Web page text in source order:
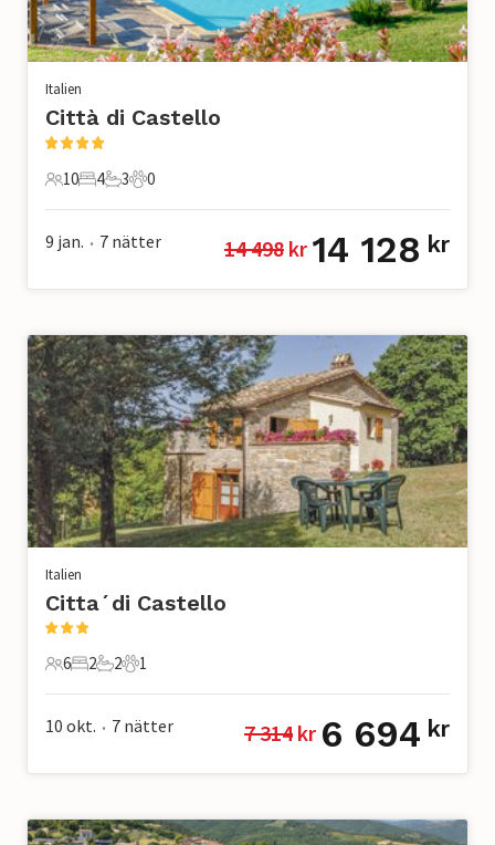
Italien
Città di Castello
10 Gäster
10
4 Sovrum
4
3 Badrum
3
0 Husdjur
0
9 jan. • 7 nätter 14 498 kr 14 128 kr
Italien
Citta´di Castello
6 Gäster
6
2 Sovrum
2
2 Badrum
2
1 Husdjur
1
10 okt. • 7 nätter 7 314 kr 6 694 kr